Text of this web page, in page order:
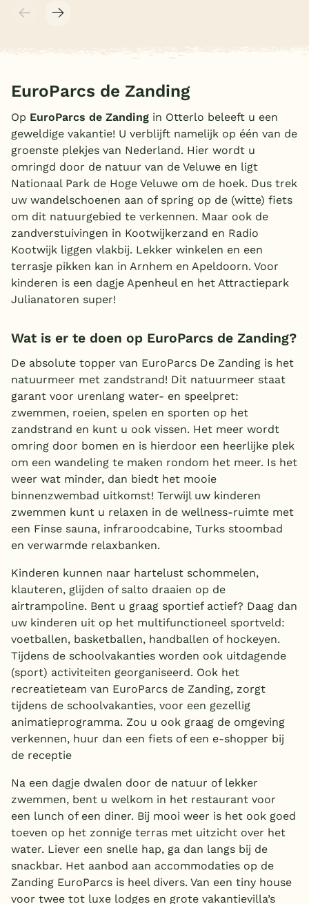
EuroParcs de Zanding
Op EuroParcs de Zanding in Otterlo beleeft u een
geweldige vakantie! U verblijft namelijk op één van de
groenste plekjes van Nederland. Hier wordt u
omringd door de natuur van de Veluwe en ligt
Nationaal Park de Hoge Veluwe om de hoek. Dus trek
uw wandelschoenen aan of spring op de (witte) fiets
om dit natuurgebied te verkennen. Maar ook de
zandverstuivingen in Kootwijkerzand en Radio
Kootwijk liggen vlakbij. Lekker winkelen en een
terrasje pikken kan in Arnhem en Apeldoorn. Voor
kinderen is een dagje Apenheul en het Attractiepark
Julianatoren super!
Wat is er te doen op EuroParcs de Zanding?
De absolute topper van EuroParcs De Zanding is het
natuurmeer met zandstrand! Dit natuurmeer staat
garant voor urenlang water- en speelpret:
zwemmen, roeien, spelen en sporten op het
zandstrand en kunt u ook vissen. Het meer wordt
omring door bomen en is hierdoor een heerlijke plek
om een wandeling te maken rondom het meer. Is het
weer wat minder, dan biedt het mooie
binnenzwembad uitkomst! Terwijl uw kinderen
zwemmen kunt u relaxen in de wellness-ruimte met
een Finse sauna, infraroodcabine, Turks stoombad
en verwarmde relaxbanken.
Kinderen kunnen naar hartelust schommelen,
klauteren, glijden of salto draaien op de
airtrampoline. Bent u graag sportief actief? Daag dan
uw kinderen uit op het multifunctioneel sportveld:
voetballen, basketballen, handballen of hockeyen.
Tijdens de schoolvakanties worden ook uitdagende
(sport) activiteiten georganiseerd. Ook het
recreatieteam van EuroParcs de Zanding, zorgt
tijdens de schoolvakanties, voor een gezellig
animatieprogramma. Zou u ook graag de omgeving
verkennen, huur dan een fiets of een e-shopper bij
de receptie
Na een dagje dwalen door de natuur of lekker
zwemmen, bent u welkom in het restaurant voor
een lunch of een diner. Bij mooi weer is het ook goed
toeven op het zonnige terras met uitzicht over het
water. Liever een snelle hap, ga dan langs bij de
snackbar. Het aanbod aan accommodaties op de
Zanding EuroParcs is heel divers. Van een tiny house
voor twee tot luxe lodges en grote vakantievilla’s